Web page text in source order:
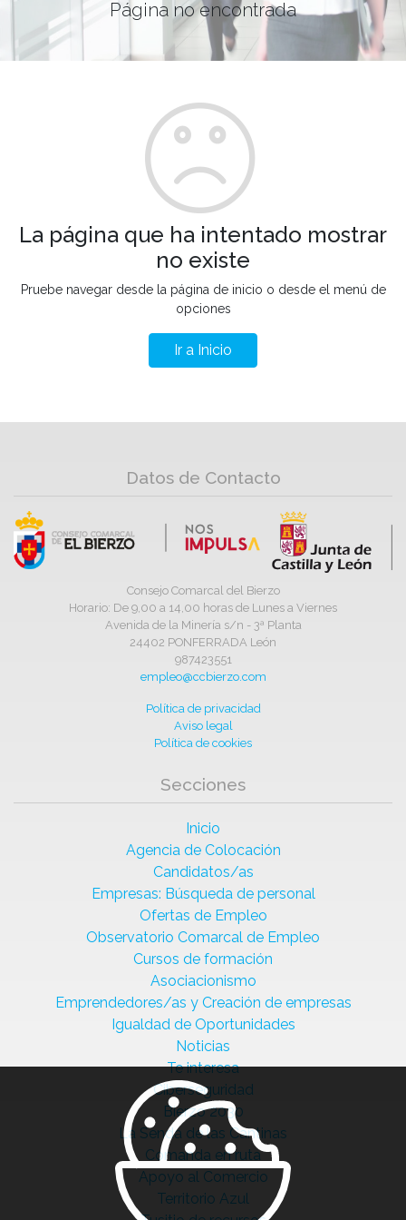
Página no encontrada
La página que ha intentado mostrar
no existe
Pruebe navegar desde la página de inicio o desde el menú de
opciones
Ir a Inicio
Datos de Contacto
Consejo Comarcal del Bierzo
Horario: De 9,00 a 14,00 horas de Lunes a Viernes
Avenida de la Minería s/n - 3ª Planta
24402 PONFERRADA León
987423551
empleo@ccbierzo.com
Política de privacidad
Aviso legal
Política de cookies
Secciones
Inicio
Agencia de Colocación
Candidatos/as
Empresas: Búsqueda de personal
Ofertas de Empleo
Observatorio Comarcal de Empleo
Cursos de formación
Asociacionismo
Emprendedores/as y Creación de empresas
Igualdad de Oportunidades
Noticias
Te interesa
Ciberseguridad
Bierzo 2030
La Senda de las Cantinas
Comanda en ruta
Apoyo al Comercio
Territorio Azul